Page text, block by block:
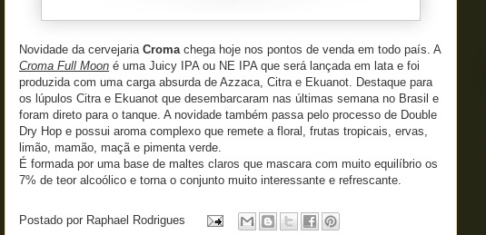
Novidade da cervejaria Cromachega hoje nos pontos de venda em todo país. A
Croma Full Moon é uma Juicy IPA ou NE IPA que será lançada em lata e foi
produzida com uma carga absurda de Azzaca, Citra e Ekuanot. Destaque para
os lúpulos Citra e Ekuanot que desembarcaram nas últimas semana no Brasil e
foram direto para o tanque. A novidade também passa pelo processo de Double
Dry Hop e possui aroma complexo que remete a floral, frutas tropicais, ervas,
limão, mamão, maçã e pimenta verde.
É formada por uma base de maltes claros que mascara com muito equilíbrio os
7% de teor alcoólico e torna o conjunto muito interessante e refrescante.
Postado por Raphael Rodrigues